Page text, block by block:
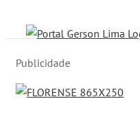
conteúdo
Publicidade